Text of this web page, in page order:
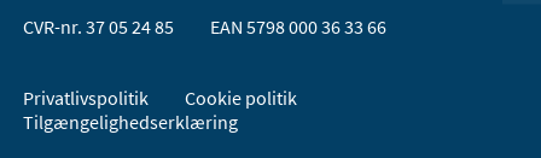
CVR-nr. 37 05 24 85 EAN 5798 000 36 33 66
Privatlivspolitik
Cookie politik
Tilgængelighedserklæring